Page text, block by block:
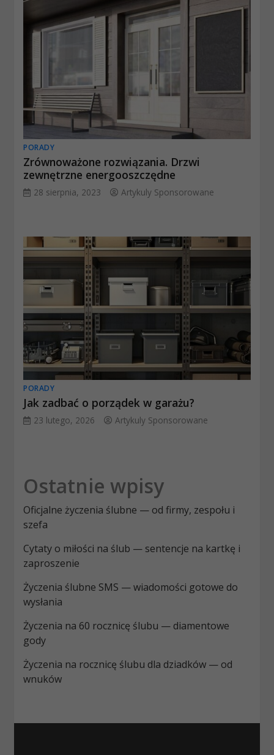
PORADY
Zrównoważone rozwiązania. Drzwi
zewnętrzne energooszczędne
28 sierpnia, 2023 Artykuly Sponsorowane
PORADY
Jak zadbać o porządek w garażu?
23 lutego, 2026 Artykuly Sponsorowane
Ostatnie wpisy
Oficjalne życzenia ślubne — od firmy, zespołu i
szefa
Cytaty o miłości na ślub — sentencje na kartkę i
zaproszenie
Życzenia ślubne SMS — wiadomości gotowe do
wysłania
Życzenia na 60 rocznicę ślubu — diamentowe
gody
Życzenia na rocznicę ślubu dla dziadków — od
wnuków